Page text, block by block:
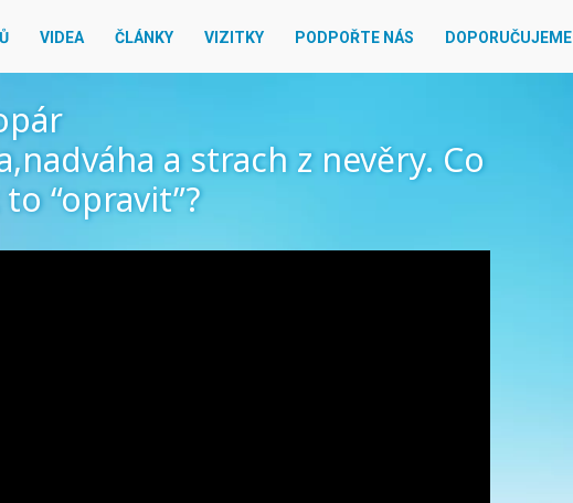
VIDEA ČLÁNKY VIZITKY PODPOŘTE NÁS DOPORUČUJEME
a strach z nevěry. Co
“opravit”?